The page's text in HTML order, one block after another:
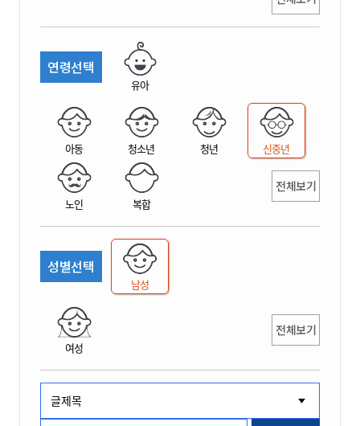
연령선택
유아
아동 청소년 청년 신중년
노인 복합
전체보기
성별선택
남성
여성
전체보기